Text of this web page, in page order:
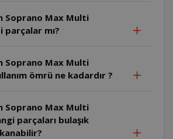
Soprano Max Multi
mı?
Soprano Max Multi
ömrü ne kadardır ?
Soprano Max Multi
parçaları bulaşık